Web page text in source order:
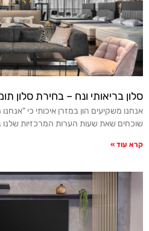
סלון בריאותי ונח – בחירת סלון
אנחנו משקיעים הון במזרן איכותי כי
שוכחים שאת שעות הערות המרכזיות שלנו
קרא עוד »